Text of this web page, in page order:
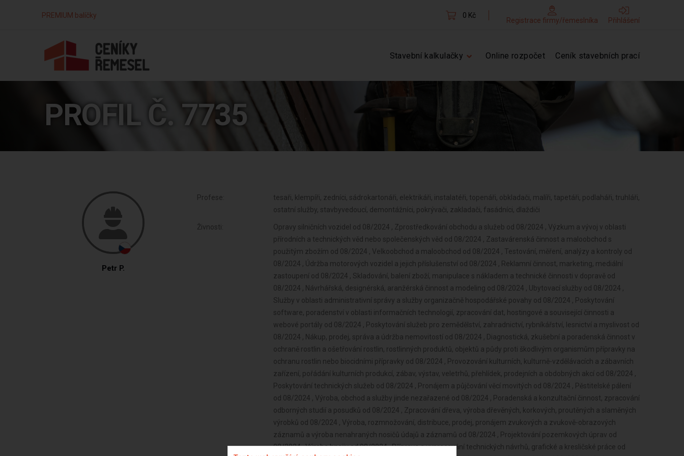
PREMIUM balíčky 0 Kč
Registrace firmy/řemeslníka Přihlášení
Stavební kalkulačky Online rozpočet Ceník stavebních prací
PROFIL Č. 7735
Petr P.
Profese:
tesaři, klempíři, zedníci, sádrokartonáři, elektrikáři, instalatéři, topenáři, obkladači, malíři, tapetáři, podlaháři, truhláři,
ostatní služby, stavbyvedoucí, demontážníci, pokrývači, zakladači, fasádníci, dlaždiči
Živnosti:
Opravy silničních vozidel od 08/2024 , Zprostředkování obchodu a služeb od 08/2024 , Výzkum a vývoj v oblasti
přírodních a technických věd nebo společenských věd od 08/2024 , Zastavárenská činnost a maloobchod s
použitým zbožím od 08/2024 , Velkoobchod a maloobchod od 08/2024 , Testování, měření, analýzy a kontroly od
08/2024 , Údržba motorových vozidel a jejich příslušenství od 08/2024 , Reklamní činnost, marketing, mediální
zastoupení od 08/2024 , Skladování, balení zboží, manipulace s nákladem a technické činnosti v dopravě od
08/2024 , Návrhářská, designérská, aranžérská činnost a modeling od 08/2024 , Ubytovací služby od 08/2024 ,
Služby v oblasti administrativní správy a služby organizačně hospodářské povahy od 08/2024 , Poskytování
software, poradenství v oblasti informačních technologií, zpracování dat, hostingové a související činnosti a
webové portály od 08/2024 , Poskytování služeb pro zemědělství, zahradnictví, rybníkářství, lesnictví a myslivost od
08/2024 , Nákup, prodej, správa a údržba nemovitostí od 08/2024 , Diagnostická, zkušební a poradenská činnost v
ochraně rostlin a ošetřování rostlin, rostlinných produktů, objektů a půdy proti škodlivým organismům přípravky na
ochranu rostlin nebo biocidními přípravky od 08/2024 , Provozování kulturních, kulturně-vzdělávacích a zábavních
zařízení, pořádání kulturních produkcí, zábav, výstav, veletrhů, přehlídek, prodejních a obdobných akcí od 08/2024 ,
Poskytování technických služeb od 08/2024 , Pronájem a půjčování věcí movitých od 08/2024 , Pěstitelské pálení
od 08/2024 , Výroba, obchod a služby jinde nezařazené od 08/2024 , Poradenská a konzultační činnost, zpracování
odborných studií a posudků od 08/2024 , Zpracování dřeva, výroba dřevěných, korkových, proutěných a slaměných
výrobků od 08/2024 , Výroba, rozmnožování, distribuce, prodej, pronájem zvukových a zvukově-obrazových
záznamů a výroba nenahraných nosičů údajů a záznamů od 08/2024 , Projektování pozemkových úprav od
08/2024 , Výroba hnojiv od 08/2024 , Příprava a vypracování technických návrhů, grafické a kresličské práce od